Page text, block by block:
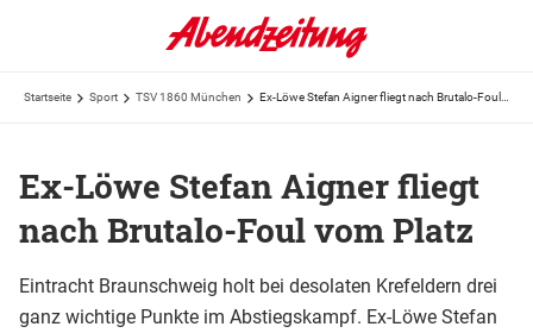
Startseite Sport TSV 1860 München
Ex-Löwe Stefan Aigner fliegt
nach Brutalo-Foul vom Platz
Eintracht Braunschweig holt bei desolaten Krefeldern drei
ganz wichtige Punkte im Abstiegskampf. Ex-Löwe Stefan